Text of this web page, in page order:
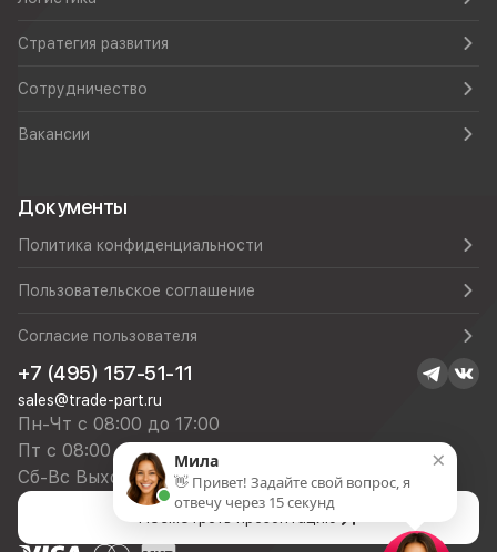
Стратегия развития
Сотрудничество
Вакансии
Документы
Политика конфиденциальности
Пользовательское соглашение
Согласие пользователя
+7 (495) 157-51-11
sales@trade-part.ru
Пн-Чт с 08:00 до 17:00
Пт с 08:00 до 16:00
Сб-Вс Выходной
×
Мила
👋 Привет! Задайте свой вопрос, я
отвечу через 15 секунд